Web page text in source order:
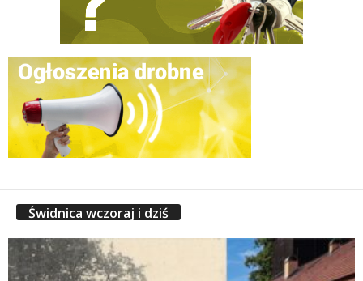
Świdnica wczoraj i dziś